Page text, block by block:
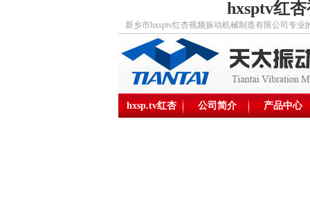
hxsptv红
新乡市hxsptv红杏视频振动机械制造有限公司专业的
hxsp.tv红杏 公司简介 产品中心